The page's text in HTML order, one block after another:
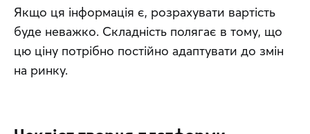
Якщо ця інформація є, розрахувати вартість
буде неважко. Складність полягає в тому, що
цю ціну потрібно постійно адаптувати до змін
на ринку.